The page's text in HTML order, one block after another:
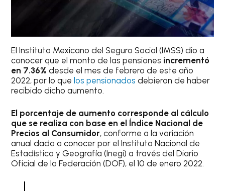
El Instituto Mexicano del Seguro Social (IMSS) dio a
conocer que el monto de las pensiones incrementó
en 7.36%desde el mes de febrero de este año
2022, por lo quelos pensionados debieron de haber
recibido dicho aumento.
El porcentaje de aumento corresponde al cálculo
que se realiza con base en el Índice Nacional de
Precios al Consumidor, conforme a la variación
anual dada a conocer por el Instituto Nacional de
Estadística y Geografía (Inegi) a través del Diario
Oficial de la Federación (DOF), el 10 de enero 2022.